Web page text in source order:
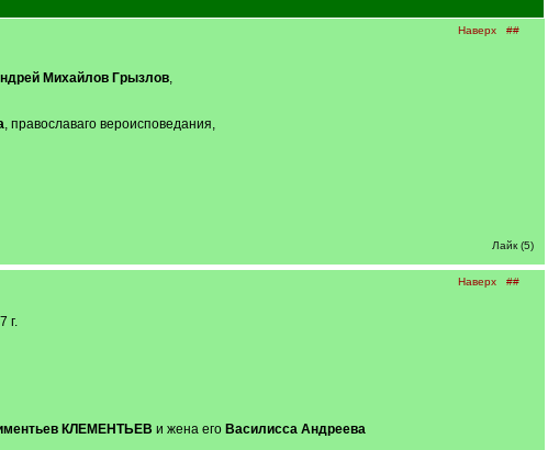
Наверх ##
Михайлов Грызлов,
, православаго вероисповедания,
Лайк (5)
Наверх ##
г.
КЛЕМЕНТЬЕВ и жена его Василисса Андреева